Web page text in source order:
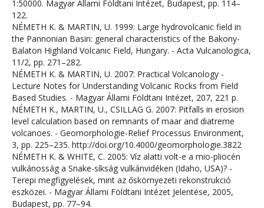
1:50000. Magyar Állami Földtani Intézet, Budapest, pp. 114–
122.
NÉMETH K. & MARTIN, U. 1999: Large hydrovolcanic field in
the Pannonian Basin: general characteristics of the Bakony-
Balaton Highland Volcanic Field, Hungary. - Acta Vulcanologica,
11/2, pp. 271–282.
NÉMETH K. & MARTIN, U. 2007: Practical Volcanology -
Lecture Notes for Understanding Volcanic Rocks from Field
Based Studies. - Magyar Állami Földtani Intézet, 207, 221 p.
NÉMETH K., MARTIN, U., CSILLAG G. 2007: Pitfalls in erosion
level calculation based on remnants of maar and diatreme
volcanoes. - Geomorphologie-Relief Processus Environment,
3, pp. 225–235. http://doi.org/10.4000/geomorphologie.3822
NÉMETH K. & WHITE, C. 2005: Víz alatti volt-e a mio-pliocén
vulkánosság a Snake-síkság vulkánvidéken (Idaho, USA)? -
Terepi megfigyelések, mint az őskörnyezeti rekonstrukció
eszközei. - Magyar Állami Földtani Intézet Jelentése, 2005,
Budapest, pp. 77–94.